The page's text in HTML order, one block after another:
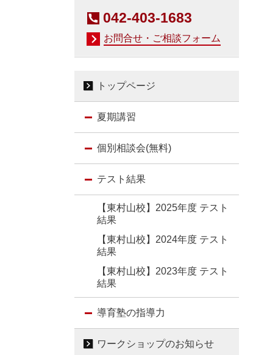
042-403-1683
お問合せ・ご相談フォーム
トップページ
夏期講習
個別相談会(無料)
テスト結果
【東村山校】2025年度 テスト
結果
【東村山校】2024年度 テスト
結果
【東村山校】2023年度 テスト
結果
導育塾の指導力
ワークショップのお知らせ